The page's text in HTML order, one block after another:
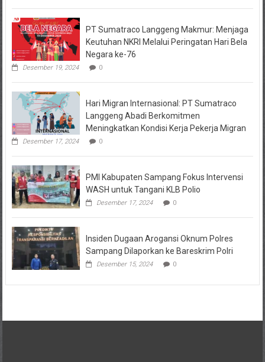
PT Sumatraco Langgeng Makmur: Menjaga
Keutuhan NKRI Melalui Peringatan Hari Bela
Negara ke-76
Desember 19, 2024 0
Hari Migran Internasional: PT Sumatraco
Langgeng Abadi Berkomitmen
Meningkatkan Kondisi Kerja Pekerja Migran
Desember 17, 2024 0
PMI Kabupaten Sampang Fokus Intervensi
WASH untuk Tangani KLB Polio
Desember 17, 2024 0
Insiden Dugaan Arogansi Oknum Polres
Sampang Dilaporkan ke Bareskrim Polri
Desember 15, 2024 0